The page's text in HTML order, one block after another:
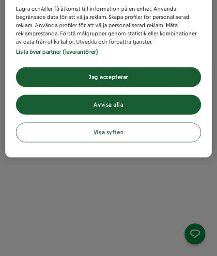
Lagra och/eller få åtkomst till information på en enhet. Använda
begränsade data för att välja reklam. Skapa profiler för personaliserad
reklam. Använda profiler för att välja personaliserad reklam. Mäta
reklamprestanda. Förstå målgrupper genom statistik eller kombinationer
av data från olika källor. Utveckla och förbättra tjänster.
Lista över partner (leverantörer)
Avvisa alla
Jag accepterar
Visa syften